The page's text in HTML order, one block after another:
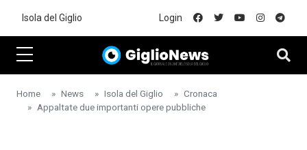
Isola del Giglio Login
Home News Isola del Giglio
Cronaca
Appaltate due importanti opere pubbliche